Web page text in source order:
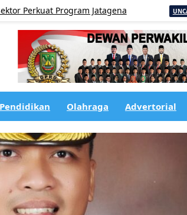
Program Jatagena UNCATEGORIZED
Pendidikan Olahraga Advertorial